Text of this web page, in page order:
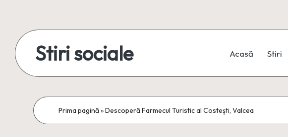
content
Stiri sociale
conexiuni
reale
Acasă Stiri
Prima pagină»Descoperă Farmecul Turistic al Costești, Valcea